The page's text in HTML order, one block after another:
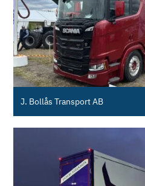
J. Bollås Transport AB